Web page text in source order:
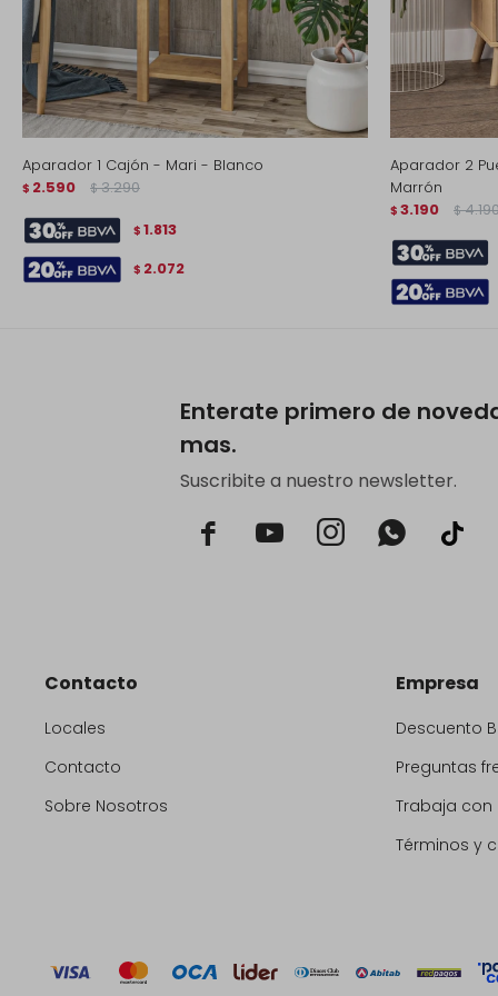
Aparador 1 Cajón - Mari - Blanco
$ 2.590 $ 3.290
$ 1.813
$ 2.072
Aparador 2
Marrón
$ 3.190 $
Enterate primero de
mas.
Suscribite a nuestro newsletter.
  
Contacto
Locales
Contacto
Sobre Nosotros
Empresa
Descuento
Preguntas
Trabaja
Términos y